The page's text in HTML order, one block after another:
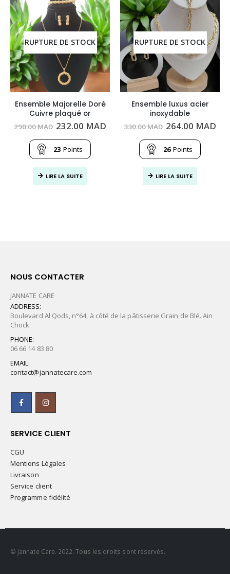
RUPTURE DE STOCK
Ensemble Majorelle Doré
Cuivre plaqué or
290.00MAD Le
initial
était :
290.00
MAD.
232.00 MAD
23 Points
LIRE LA SUITE
RUPTURE DE STOCK
Ensemble luxus acier
inoxydable
330.00MAD Le
initial
était :
330.00
MAD.
264.00 MAD
26 Points
LIRE LA SUITE
NOUS CONTACTER
JANNATE CARE
ADDRESS:
Boulevard Al Qods, n°64, à côté de la pâtisserie Grain de Blé. Ain
Chock
PHONE:
06 66 14 83 80
EMAIL:
contact@jannatecare.com
SERVICE CLIENT
CGU
Mentions Légales
Livraison
Service client
Programme fidélité
© Jannate Care. 2022. Tous les droits sont réservés.